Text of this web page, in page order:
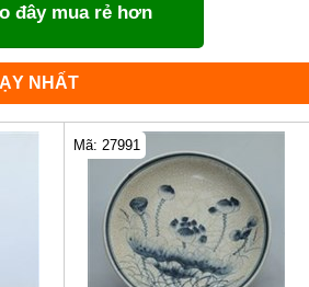
đây mua rẻ hơn
NHẤT
Mã: 27991